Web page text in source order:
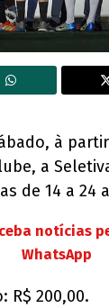
à
a
de 14 a 24
notícias
WhatsApp
R$ 200,00.